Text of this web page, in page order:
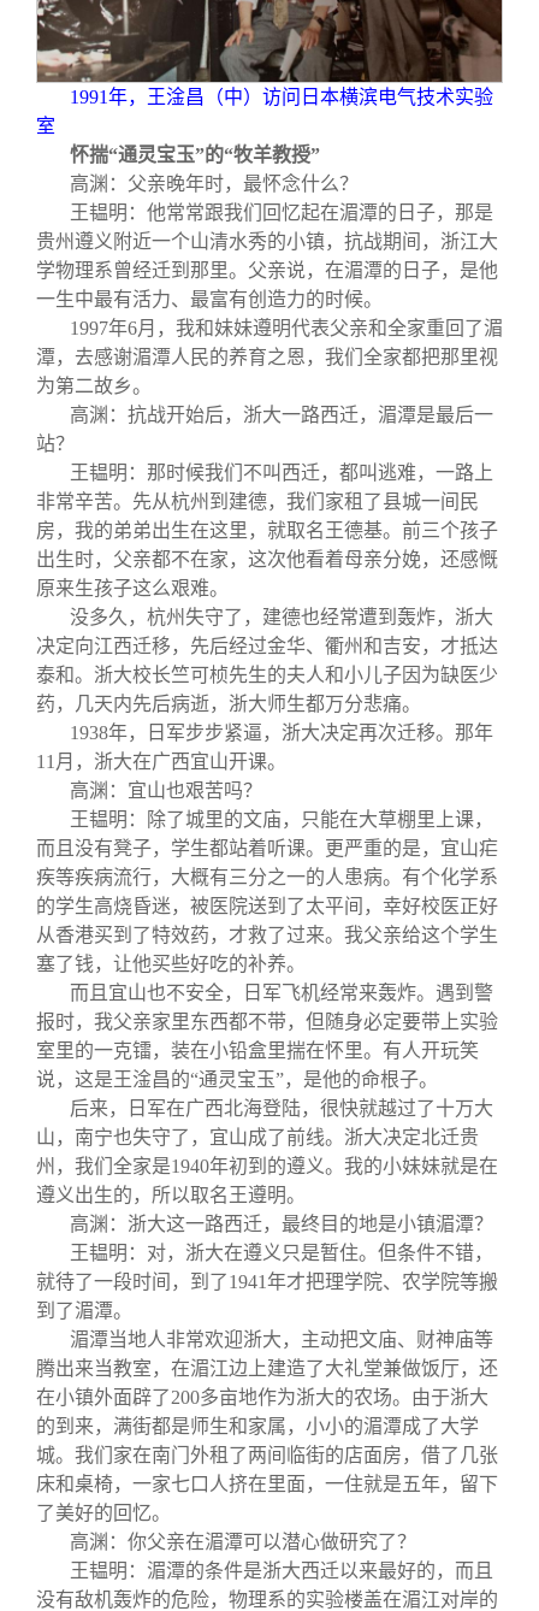
1991年，王淦昌（中）访问日本横滨电气技术实验
室
怀揣“通灵宝玉”的“牧羊教授”
高渊：父亲晚年时，最怀念什么？
王韫明：他常常跟我们回忆起在湄潭的日子，那是
贵州遵义附近一个山清水秀的小镇，抗战期间，浙江大
学物理系曾经迁到那里。父亲说，在湄潭的日子，是他
一生中最有活力、最富有创造力的时候。
1997年6月，我和妹妹遵明代表父亲和全家重回了湄
潭，去感谢湄潭人民的养育之恩，我们全家都把那里视
为第二故乡。
高渊：抗战开始后，浙大一路西迁，湄潭是最后一
站？
王韫明：那时候我们不叫西迁，都叫逃难，一路上
非常辛苦。先从杭州到建德，我们家租了县城一间民
房，我的弟弟出生在这里，就取名王德基。前三个孩子
出生时，父亲都不在家，这次他看着母亲分娩，还感慨
原来生孩子这么艰难。
没多久，杭州失守了，建德也经常遭到轰炸，浙大
决定向江西迁移，先后经过金华、衢州和吉安，才抵达
泰和。浙大校长竺可桢先生的夫人和小儿子因为缺医少
药，几天内先后病逝，浙大师生都万分悲痛。
1938年，日军步步紧逼，浙大决定再次迁移。那年
11月，浙大在广西宜山开课。
高渊：宜山也艰苦吗？
王韫明：除了城里的文庙，只能在大草棚里上课，
而且没有凳子，学生都站着听课。更严重的是，宜山疟
疾等疾病流行，大概有三分之一的人患病。有个化学系
的学生高烧昏迷，被医院送到了太平间，幸好校医正好
从香港买到了特效药，才救了过来。我父亲给这个学生
塞了钱，让他买些好吃的补养。
而且宜山也不安全，日军飞机经常来轰炸。遇到警
报时，我父亲家里东西都不带，但随身必定要带上实验
室里的一克镭，装在小铅盒里揣在怀里。有人开玩笑
说，这是王淦昌的“通灵宝玉”，是他的命根子。
后来，日军在广西北海登陆，很快就越过了十万大
山，南宁也失守了，宜山成了前线。浙大决定北迁贵
州，我们全家是1940年初到的遵义。我的小妹妹就是在
遵义出生的，所以取名王遵明。
高渊：浙大这一路西迁，最终目的地是小镇湄潭？
王韫明：对，浙大在遵义只是暂住。但条件不错，
就待了一段时间，到了1941年才把理学院、农学院等搬
到了湄潭。
湄潭当地人非常欢迎浙大，主动把文庙、财神庙等
腾出来当教室，在湄江边上建造了大礼堂兼做饭厅，还
在小镇外面辟了200多亩地作为浙大的农场。由于浙大
的到来，满街都是师生和家属，小小的湄潭成了大学
城。我们家在南门外租了两间临街的店面房，借了几张
床和桌椅，一家七口人挤在里面，一住就是五年，留下
了美好的回忆。
高渊：你父亲在湄潭可以潜心做研究了？
王韫明：湄潭的条件是浙大西迁以来最好的，而且
没有敌机轰炸的危险，物理系的实验楼盖在湄江对岸的